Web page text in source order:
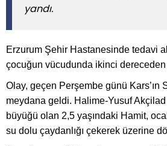
yandı.
Erzurum Şehir Hastanesinde tedavi
çocuğun vücudunda ikinci dereceden
Olay, geçen Perşembe günü Kars’ın
meydana geldi. Halime-Yusuf
büyüğü olan 2,5 yaşındaki Hamit,
su dolu çaydanlığı çekerek üzerine